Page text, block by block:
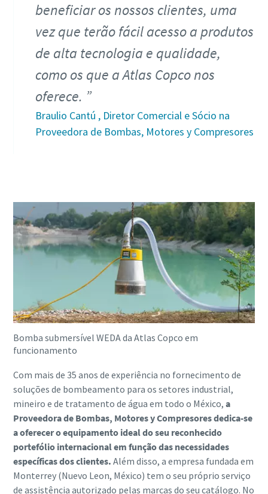
beneficiar os nossos clientes, uma
vez que terão fácil acesso a produtos
de alta tecnologia e qualidade,
como os que a Atlas Copco nos
oferece.
Braulio Cantú , Diretor Comercial e Sócio na
Proveedora de Bombas, Motores y Compresores
Bomba submersível WEDA da Atlas Copco em
funcionamento
Com mais de 35 anos de experiência no fornecimento de
soluções de bombeamento para os setores industrial,
mineiro e de tratamento de água em todo o México, a
Proveedora de Bombas, Motores y Compresores dedica-se
a oferecer o equipamento ideal do seu reconhecido
portefólio internacional em função das necessidades
específicas dos clientes. Além disso, a empresa fundada em
Monterrey (Nuevo Leon, México) tem o seu próprio serviço
de assistência autorizado pelas marcas do seu catálogo. No